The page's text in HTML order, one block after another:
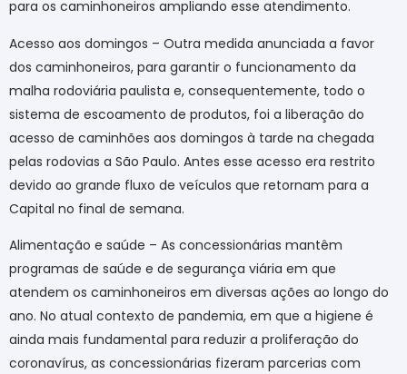
para os caminhoneiros ampliando esse atendimento.
Acesso aos domingos – Outra medida anunciada a favor
dos caminhoneiros, para garantir o funcionamento da
malha rodoviária paulista e, consequentemente, todo o
sistema de escoamento de produtos, foi a liberação do
acesso de caminhões aos domingos à tarde na chegada
pelas rodovias a São Paulo. Antes esse acesso era restrito
devido ao grande fluxo de veículos que retornam para a
Capital no final de semana.
Alimentação e saúde – As concessionárias mantêm
programas de saúde e de segurança viária em que
atendem os caminhoneiros em diversas ações ao longo do
ano. No atual contexto de pandemia, em que a higiene é
ainda mais fundamental para reduzir a proliferação do
coronavírus, as concessionárias fizeram parcerias com